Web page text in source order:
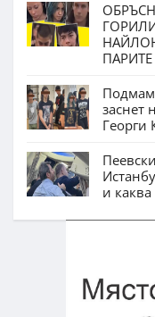
заснет
Георги
и